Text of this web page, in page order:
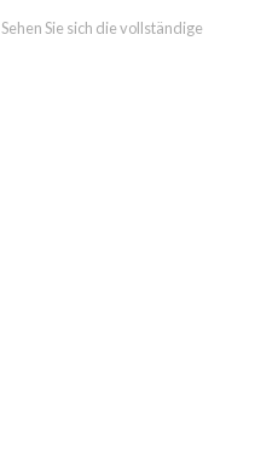
Sehen Sie sich die vollständige